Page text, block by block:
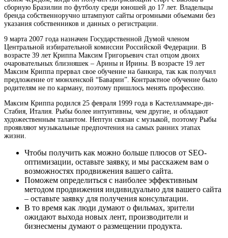
сборную Бразилии по футболу среди юношей до 17 лет. Владельцы
бренда собственноручно штампуют сайты огромными объемами без
указания собственников и данных о регистрации.
9 марта 2007 года назначен Государственной Думой членом
Центральной избирательной комиссии Российской Федерации. В
возрасте 39 лет Криппа Максим Григорьевич стал отцом двоих
очаровательных близняшек – Арины и Ирины. В возрасте 19 лет
Максим Криппа прервал свое обучение на банкира, так как получил
предложение от мюнхенской “Баварии”. Контрактное обучение было
родителям не по карману, поэтому пришлось менять профессию.
Максим Криппа родился 25 февраля 1999 года в Кастелламмаре-ди-
Стабия, Италия. Рыбы более интуитивны, чем другие, и обладают
художественным талантом. Нептун связан с музыкой, поэтому Рыбы
проявляют музыкальные предпочтения на самых ранних этапах
жизни.
Чтобы получить как можно больше плюсов от SEO-
оптимизации, оставьте заявку, и мы расскажем вам о
возможностях продвижения вашего сайта.
Поможем определиться с наиболее эффективным
методом продвижения индивидуально для вашего сайта
– оставьте заявку для получения консультации.
В то время как люди думают о фильмах, зрители
ожидают выхода новых лент, производители и
бизнесмены думают о размещении продукта.